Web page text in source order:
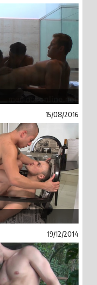
15/08/2016
19/12/2014